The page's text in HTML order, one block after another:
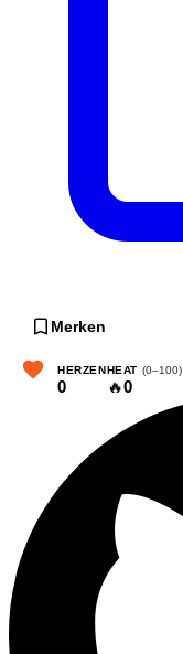
Merken
HERZEN
0
HEAT (0–100)
🔥0